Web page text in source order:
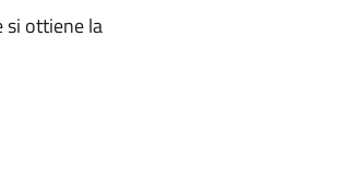
si ottiene la